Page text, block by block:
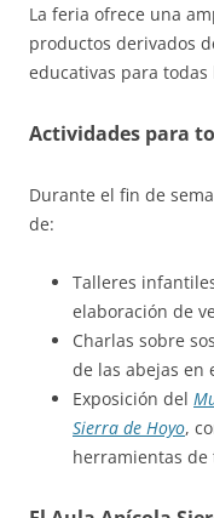
La feria ofrece una
productos derivados
educativas para todas
Actividades para
Durante el fin de
de:
Talleres
elaboración de
Charlas sobre
de las abejas en
Exposición del
Sierra de Hoyo,
herramientas de